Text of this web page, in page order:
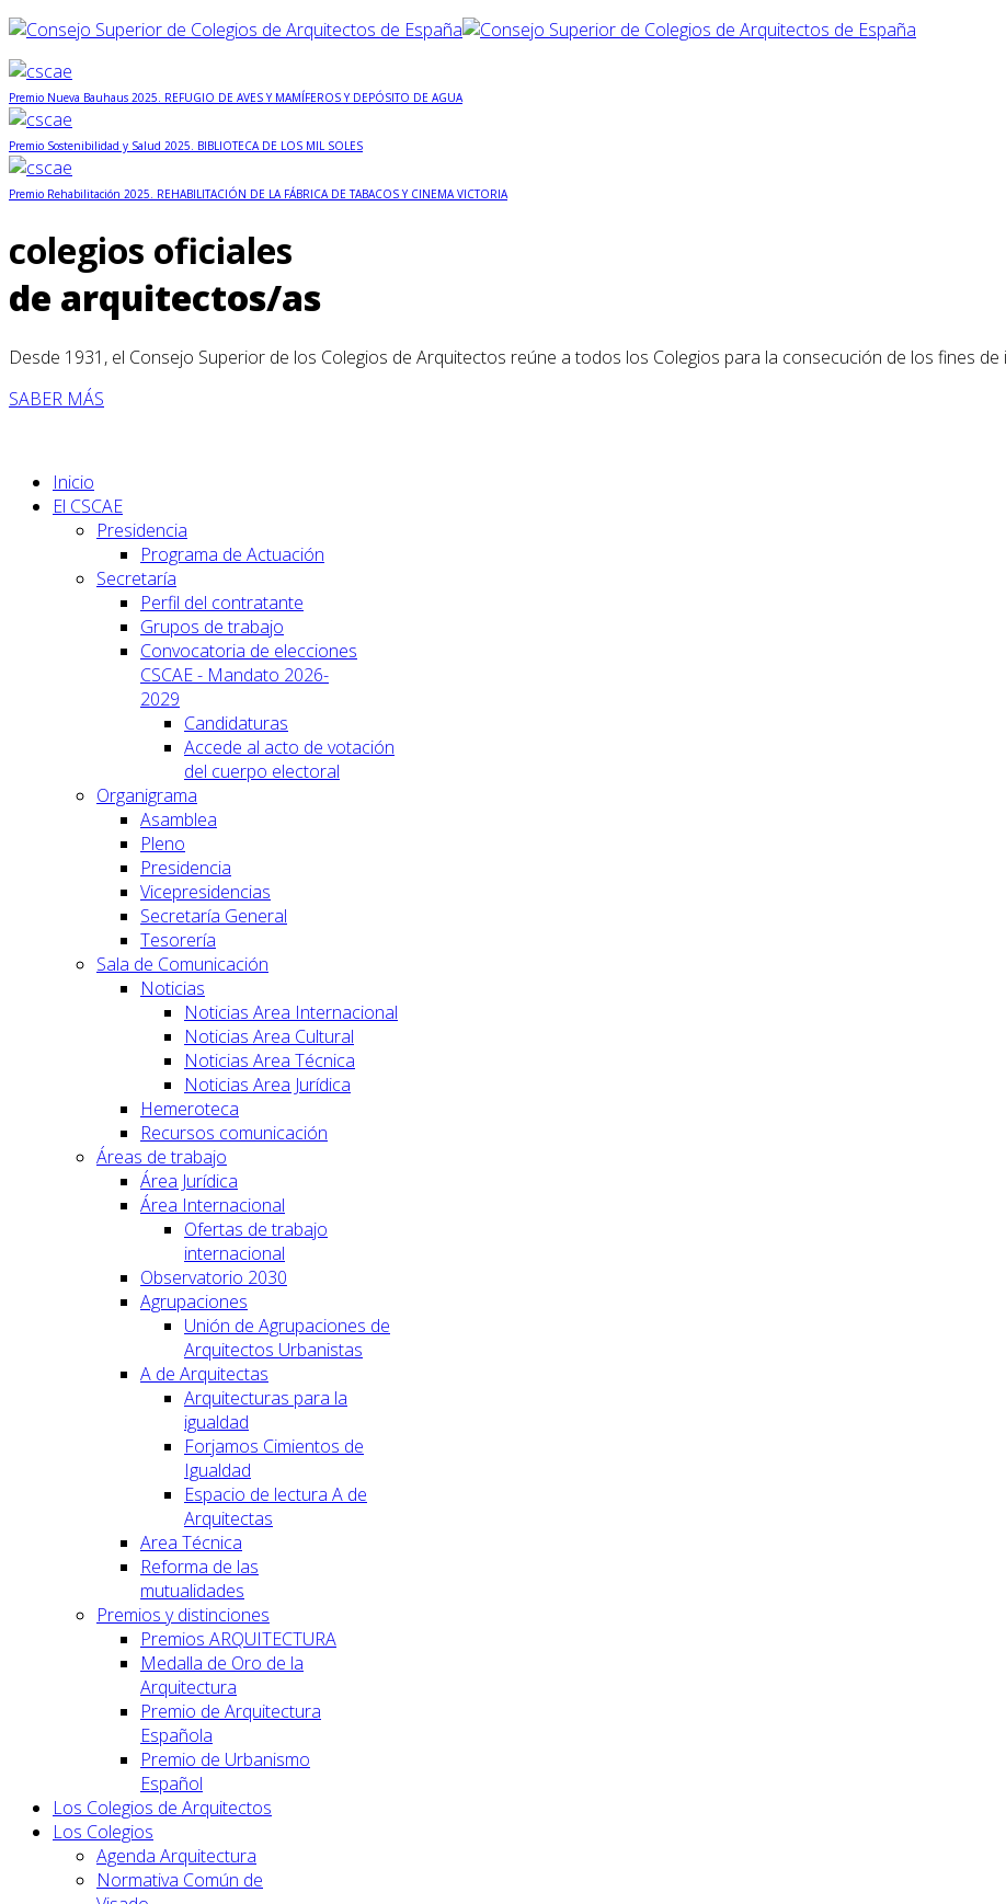
Premio Nueva Bauhaus 2025. REFUGIO DE AVES Y MAMÍFEROS Y DEPÓSITO DE AGUA
Premio Sostenibilidad y Salud 2025. BIBLIOTECA DE LOS MIL SOLES
Premio Rehabilitación 2025. REHABILITACIÓN DE LA FÁBRICA DE TABACOS Y CINEMA VICTORIA
colegios oficiales
de arquitectos/as
Desde 1931, el Consejo Superior de los Colegios de Arquitectos reúne a todos los Colegios para la consecución de los fines
SABER MÁS
Inicio
El CSCAE
Presidencia
Programa de Actuación
Secretaría
Perfil del contratante
Grupos de trabajo
Convocatoria de elecciones
CSCAE - Mandato 2026-
2029
Candidaturas
Accede al acto de votación
del cuerpo electoral
Organigrama
Asamblea
Pleno
Presidencia
Vicepresidencias
Secretaría General
Tesorería
Sala de Comunicación
Noticias
Noticias Area Internacional
Noticias Area Cultural
Noticias Area Técnica
Noticias Area Jurídica
Hemeroteca
Recursos comunicación
Áreas de trabajo
Área Jurídica
Área Internacional
Ofertas de trabajo
internacional
Observatorio 2030
Agrupaciones
Unión de Agrupaciones de
Arquitectos Urbanistas
A de Arquitectas
Arquitecturas para la
igualdad
Forjamos Cimientos de
Igualdad
Espacio de lectura A de
Arquitectas
Area Técnica
Reforma de las
mutualidades
Premios y distinciones
Premios ARQUITECTURA
Medalla de Oro de la
Arquitectura
Premio de Arquitectura
Española
Premio de Urbanismo
Español
Los Colegios de Arquitectos
Los Colegios
Agenda Arquitectura
Normativa Común de